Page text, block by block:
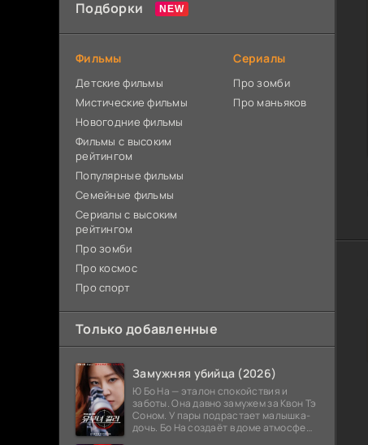
Подборки
Фильмы
Детские фильмы
Мистические фильмы
Новогодние фильмы
Фильмы с высоким
рейтингом
Популярные фильмы
Семейные фильмы
Сериалы с высоким
рейтингом
Про зомби
Про космос
Про спорт
Сериалы
Про зомби
Про маньяков
Только добавленные
Замужняя убийца (2026)
Ю Бо На — эталон спокойствия и
заботы. Она давно замужем за Квон Тэ
Соном. У пары подрастает малышка-
дочь. Бо На создаёт в доме атмосферу